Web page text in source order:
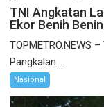
TNI Angkatan
Ekor Benih
TOPMETRO.NEWS
Pangkalan...
Nasional